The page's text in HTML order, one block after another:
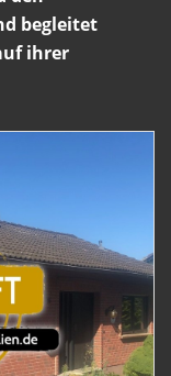
begleitet
ihrer